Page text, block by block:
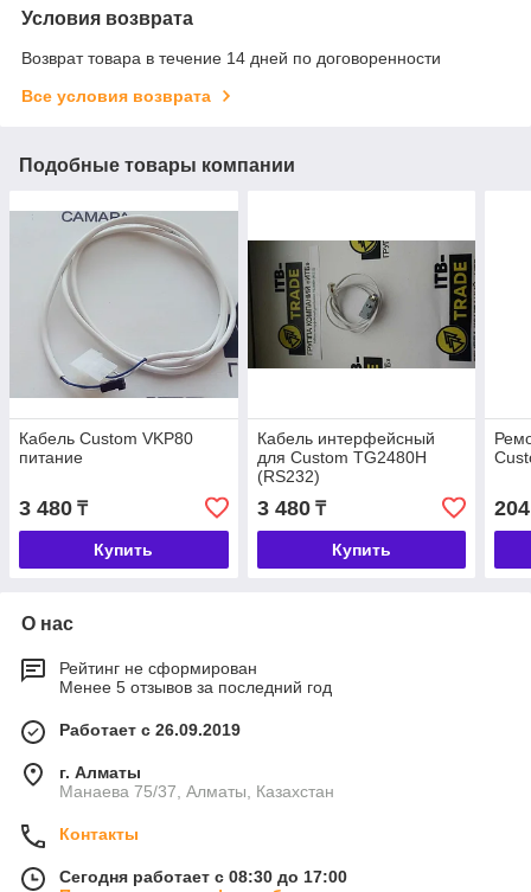
Условия возврата
Возврат товара в течение 14 дней по договоренности
Все условия возврата
Подобные товары компании
Кабель Custom VKP80
питание
3 480 ₸
Купить
Кабель интерфейсный
для Сustom TG2480H
(RS232)
3 480₸
Купить
О нас
Рейтинг не сформирован
Менее 5 отзывов за последний год
Работает с 26.09.2019
г. Алматы
Манаева 75/37, Алматы, Казахстан
Контакты
Сегодня работает с 08:30 до 17:00